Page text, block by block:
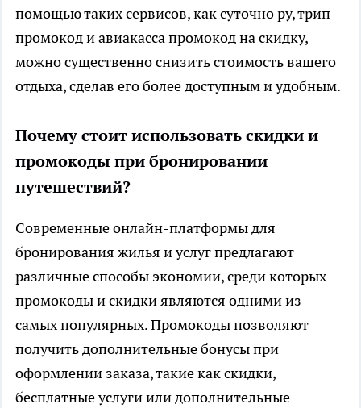
помощью таких сервисов, как суточно ру, трип
промокод и авиакасса промокод на скидку,
можно существенно снизить стоимость вашего
отдыха, сделав его более доступным и удобным.
Почему стоит использовать скидки и
промокоды при бронировании
путешествий?
Современные онлайн-платформы для
бронирования жилья и услуг предлагают
различные способы экономии, среди которых
промокоды и скидки являются одними из
самых популярных. Промокоды позволяют
получить дополнительные бонусы при
оформлении заказа, такие как скидки,
бесплатные услуги или дополнительные